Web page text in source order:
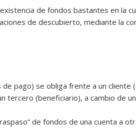
de fondos bastantes en la
de descubierto, mediante la
pago) se obliga frente a un cliente
tercero (beneficiario), a cambio de
de fondos de una cuenta a